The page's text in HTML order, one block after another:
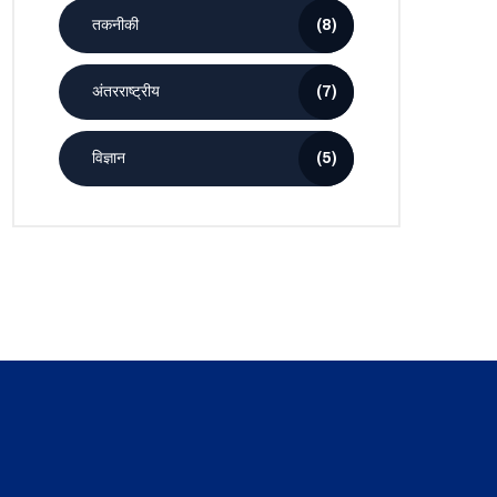
तकनीकी (8)
अंतरराष्ट्रीय (7)
विज्ञान (5)